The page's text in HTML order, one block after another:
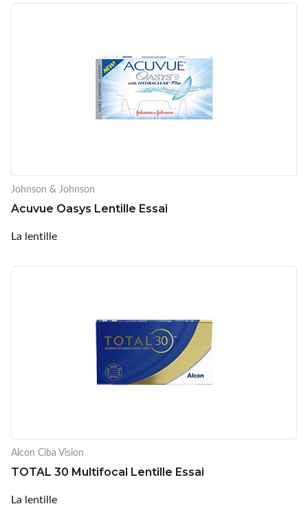
Johnson & Johnson
Acuvue Oasys Lentille Essai
La lentille
Alcon Ciba Vision
TOTAL 30 Multifocal Lentille Essai
La lentille